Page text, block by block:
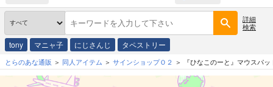
詳細
検索
tony マニャ子 にじさんじ タペストリー
とらのあな通販 同人アイテム サインショップＯ２ 『ひなこのーと』マウスパ